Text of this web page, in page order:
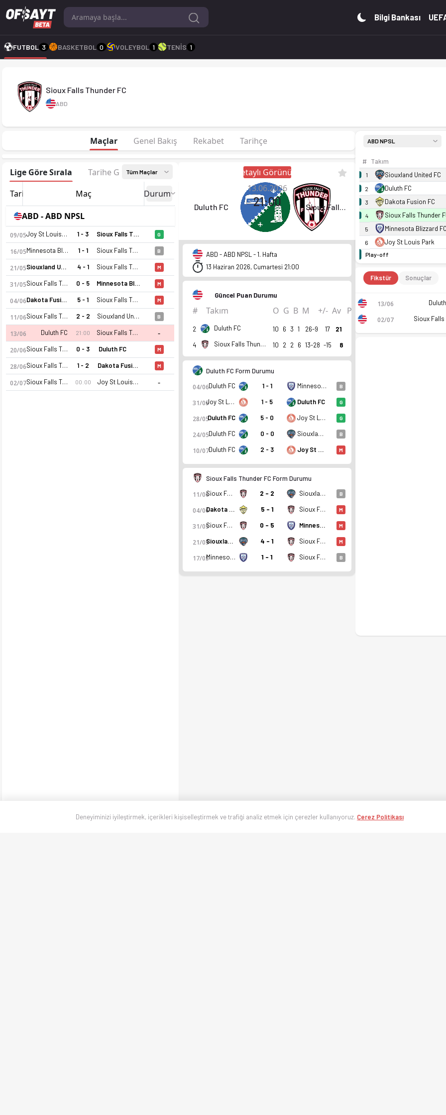
Sioux Falls Thunder FC 2026 sezonu | ABD NPSL'de 4. sırada, 8 puan. Kadro, fikstür ve canlı skor Ofsayt'ta.
Bilgi Bankası
FUTBOL 3 BASKETBOL 0 VOLEYBOL 1 TENİS 1
Sioux Falls Thunder FC 2026 sezonu | ABD NPSL'de 4. sırada, 8 puan. Kadro, fikstür ve canlı skor Ofsayt'ta.
Sioux Falls Thunder FC
ABD
Maçlar Genel Bakış Rekabet Tarihçe
Lige Göre Sırala Tarihe Göre Sırala
Tüm Maçlar
Tarih Maç Durum
ABD - ABD NPSL
09/05 Joy St Louis Park 1 - 3 Sioux Falls Thunder FC G
16/05 Minnesota Blizzard FC 1 - 1 Sioux Falls Thunder FC B
21/05 Siouxland United FC 4 - 1 Sioux Falls Thunder FC M
31/05 Sioux Falls Thunder FC 0 - 5 Minnesota Blizzard FC M
04/06 Dakota Fusion FC 5 - 1 Sioux Falls Thunder FC M
11/06 Sioux Falls Thunder FC 2 - 2 Siouxland United FC B
13/06 Duluth FC 21:00 Sioux Falls Thunder FC -
20/06 Sioux Falls Thunder FC 0 - 3 Duluth FC M
28/06 Sioux Falls Thunder FC 1 - 2 Dakota Fusion FC M
02/07 Sioux Falls Thunder FC 00:00 Joy St Louis Park -
Detaylı Görünüm
Duluth FC
13.06.2026
21:00 Sioux Falls Thunder FC
ABD - ABD NPSL - 1. Hafta
13 Haziran 2026, Cumartesi 21:00
Güncel Puan Durumu
# Takım O G B M +/- Av P
2 Duluth FC 10 6 3 1 26-9 17
21
4
Sioux Falls Thunder FC 10 2 2 6 13-28 -15 8
Duluth FC Form Durumu
04/06Duluth FC 1 - 1 Minnesota Blizzard FC B
31/05 Joy St Louis Park 1 - 5 Duluth FC G
28/05Duluth FC 5 - 0 Joy St Louis Park G
24/05Duluth FC 0 - 0 Siouxland United FC B
10/07Duluth FC 2 - 3 Joy St Louis Park M
Sioux Falls Thunder FC Form Durumu
11/06 Sioux Falls Thunder FC 2 - 2 Siouxland United FC B
04/06 Dakota Fusion FC 5 - 1 Sioux Falls Thunder FC M
31/05 Sioux Falls Thunder FC 0 - 5 Minnesota Blizzard FC M
21/05 Siouxland United FC 4 - 1 Sioux Falls Thunder FC M
17/05 Minnesota Blizzard FC 1 - 1 Sioux Falls Thunder FC B
ABD NPSL
# Takım
1 Siouxland United FC
2 Duluth FC
3 Dakota Fusion FC
4 Sioux Falls Thunder
5 Minnesota Blizzard FC
6 Joy St Louis Park
Play-off
Fikstür Sonuçlar
13/06
02/07
Deneyiminizi iyileştirmek, içerikleri kişiselleştirmek ve trafiği analiz etmek için çerezler kullanıyoruz. Çerez Politikası